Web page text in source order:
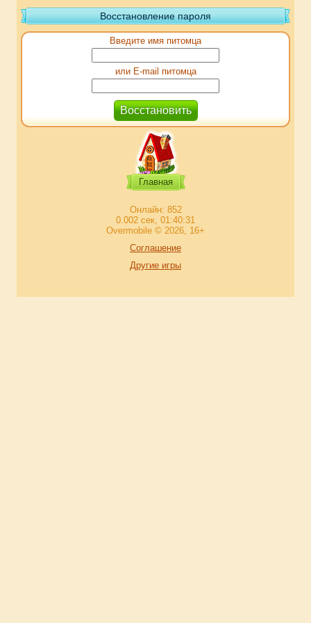
Восстановление пароля
Введите имя питомца
или E-mail питомца
Главная
Онлайн: 852
0.002 сек, 01:40:31
Overmobile © 2026, 16+
Соглашение
Другие игры